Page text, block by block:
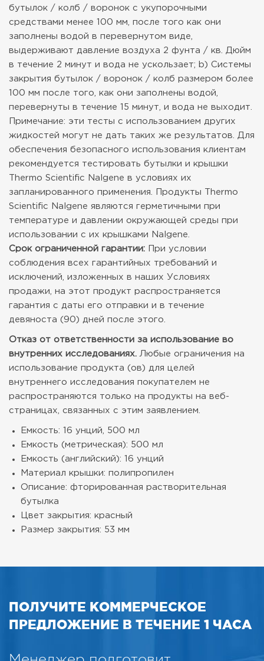
бутылок / колб / воронок с укупорочными
средствами менее 100 мм, после того как они
заполнены водой в перевернутом виде,
выдерживают давление воздуха 2 фунта / кв. Дюйм
в течение 2 минут и вода не ускользает; b) Системы
закрытия бутылок / воронок / колб размером более
100 мм после того, как они заполнены водой,
перевернуты в течение 15 минут, и вода не выходит.
Примечание: эти тесты с использованием других
жидкостей могут не дать таких же результатов. Для
обеспечения безопасного использования клиентам
рекомендуется тестировать бутылки и крышки
Thermo Scientific Nalgene в условиях их
запланированного применения. Продукты Thermo
Scientific Nalgene являются герметичными при
температуре и давлении окружающей среды при
использовании с их крышками Nalgene.
Срок ограниченной гарантии: При условии
соблюдения всех гарантийных требований и
исключений, изложенных в наших Условиях
продажи, на этот продукт распространяется
гарантия с даты его отправки и в течение
девяноста (90) дней после этого.
Отказ от ответственности за использование во
внутренних исследованиях. Любые ограничения на
использование продукта (ов) для целей
внутреннего исследования покупателем не
распространяются только на продукты на веб-
страницах, связанных с этим заявлением.
Емкость: 16 унций, 500 мл
Емкость (метрическая): 500 мл
Емкость (английский): 16 унций
Материал крышки: полипропилен
Описание: фторированная растворительная
бутылка
Цвет закрытия: красный
Размер закрытия: 53 мм
ПОЛУЧИТЕ КОММЕРЧЕСКОЕ
ПРЕДЛОЖЕНИЕ В ТЕЧЕНИЕ 1 ЧАСА